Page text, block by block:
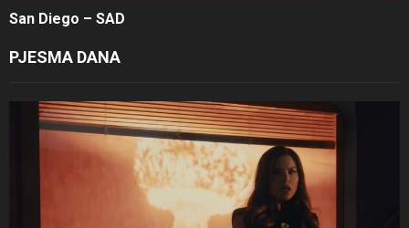
San Diego – SAD
PJESMA DANA